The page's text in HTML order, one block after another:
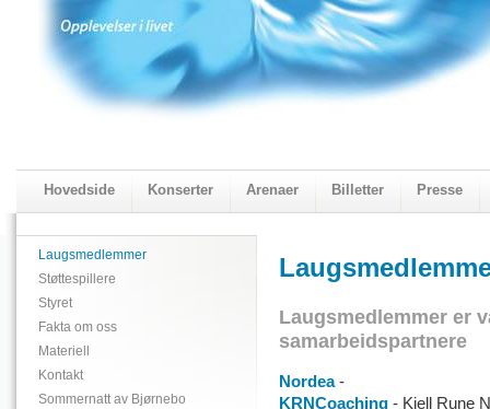
Hovedside Konserter Arenaer Billetter Presse
2018 Programmet Visningskatalogen 2018
Laugsmedlemmer
Støttespillere
Styret
Fakta om oss
Materiell
Kontakt
Sommernatt av Bjørnebo
Laugsmedlemmer er
samarbeidspartnere
Nordea-
KRNCoaching - Kjell Rune